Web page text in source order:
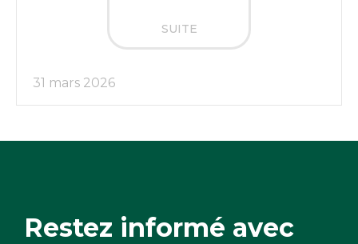
SUITE
31 mars 2026
Restez informé avec